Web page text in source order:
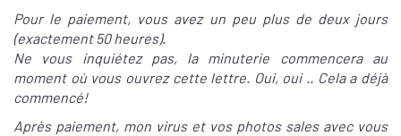
Pour le paiement, vous avez un peu plus de deux jours
(exactement 50 heures).
Ne vous inquiétez pas, la minuterie commencera au
moment où vous ouvrez cette lettre. Oui, oui .. Cela a déjà
commencé!
Après paiement, mon virus et vos photos sales avec vous